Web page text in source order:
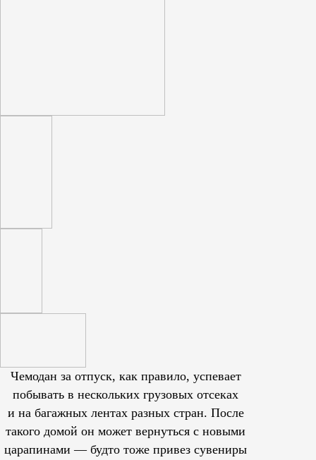
Чемодан за отпуск, как правило, успевает
побывать в нескольких грузовых отсеках
и на багажных лентах разных стран. После
такого домой он может вернуться с новыми
царапинами — будто тоже привез сувениры